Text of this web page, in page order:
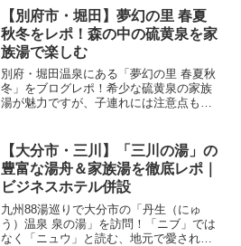
スや注意点を解説。
【別府市・堀田】夢幻の里 春夏
秋冬をレポ！森の中の硫黄泉を家
族湯で楽しむ
別府・堀田温泉にある「夢幻の里 春夏秋
冬」をブログレポ！希少な硫黄泉の家族
湯が魅力ですが、子連れには注意点も。
攻略ポイントを解説します。
【大分市・三川】「三川の湯」の
豊富な湯舟＆家族湯を徹底レポ｜
ビジネスホテル併設
九州88湯巡りで大分市の「丹生（にゅ
う）温泉 泉の湯」を訪問！「ニブ」では
なく「ニュウ」と読む、地元で愛される